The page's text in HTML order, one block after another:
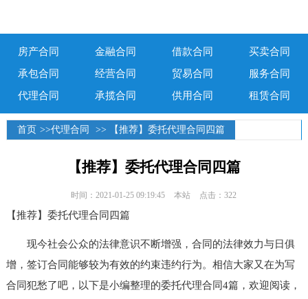
房产合同 金融合同 借款合同
买卖合同
承包合同
经营合同 贸易合同
服务合同
代理合同
承揽合同 供用合同 租赁合同
首页 >>代理合同 >> 【推荐】委托代理合同四篇
【推荐】委托代理合同四篇
时间：2021-01-25 09:19:45 本站 点击：322
【推荐】委托代理合同四篇
现今社会公众的法律意识不断增强，合同的法律效力与日俱
增，签订合同能够较为有效的约束违约行为。相信大家又在为写
合同犯愁了吧，以下是小编整理的委托代理合同4篇，欢迎阅读，